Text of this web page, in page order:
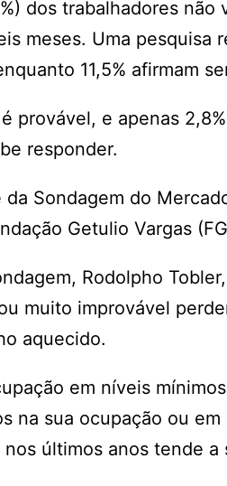
dos trabalhadores
meses. Uma
11,5% afirmam
provável, e apenas
responder.
Sondagem do
Getulio Vargas
Rodolpho
muito improvável
aquecido.
em níveis
na sua ocupação ou
últimos anos tende